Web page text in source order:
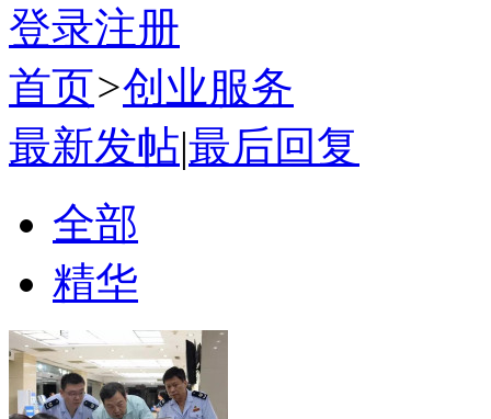
登录注册
首页>创业服务
最新发帖|最后回复
全部
精华